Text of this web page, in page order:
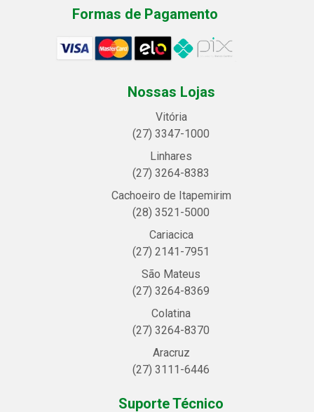
Formas de Pagamento
Nossas Lojas
Vitória
(27) 3347-1000
Linhares
(27) 3264-8383
Cachoeiro de Itapemirim
(28) 3521-5000
Cariacica
(27) 2141-7951
São Mateus
(27) 3264-8369
Colatina
(27) 3264-8370
Aracruz
(27) 3111-6446
Suporte Técnico